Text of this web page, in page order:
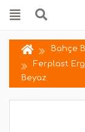
Bahçe
Ferplast
Beyaz